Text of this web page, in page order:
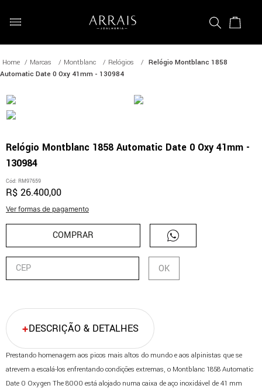
Marcas Montblanc Relógios
Relógio Montblanc 1858
Automatic Date 0 Oxy 41mm - 130984
Relógio Montblanc 1858 Automatic Date 0 Oxy 41mm -
130984
Cód: RM97659
R$ 26.400,00
Ver formas de pagamento
COMPRAR
DESCRIÇÃO & DETALHES
Prestando homenagem aos picos mais altos do mundo e aos alpinistas que se
atrevem a escalá-los enfrentando condições extremas, o Montblanc 1858 Automatic
Date 0 Oxygen The 8000 está alojado numa caixa de aço inoxidável de 41 mm